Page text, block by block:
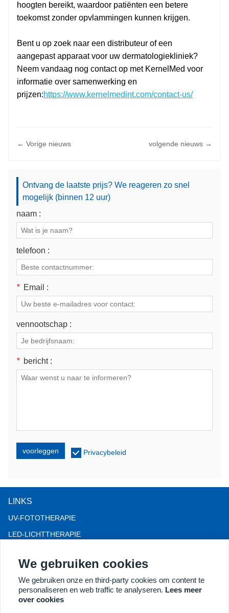
hoogten bereikt, waardoor patiënten een betere
toekomst zonder opvlammingen kunnen krijgen.
Bent u op zoek naar een distributeur of een
aangepast apparaat voor uw dermatologiekliniek?
Neem vandaag nog contact op met KernelMed voor
informatie over samenwerking en
prijzen:https://www.kernelmedint.com/contact-us/
← Vorige nieuws volgende nieuws →
Ontvang de laatste prijs? We reageren zo snel
mogelijk (binnen 12 uur)
naam :
telefoon :
* Email :
vennootschap :
* bericht :
voorleggen Privacybeleid
LINKS
UV-FOTOTHERAPIE
LED-LICHTTHERAPIE
COLPOSCOOP
MEER PRODUCTEN
Copyright® 2018 Kernel Medical Equipment Co.,LTD.
We gebruiken cookies
We gebruiken onze en third-party cookies om content te
personaliseren en web traffic te analyseren. Lees meer
over cookies